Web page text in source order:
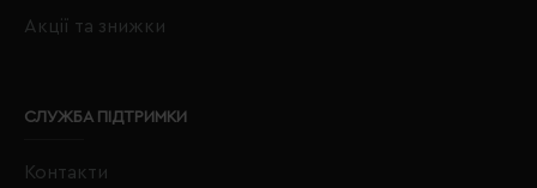
Акції та знижки
СЛУЖБА ПІДТРИМКИ
Контакти